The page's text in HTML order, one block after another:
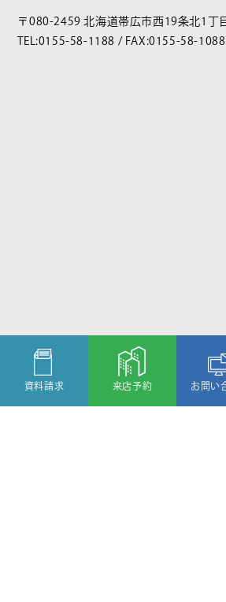
資料請求 来店予約 お問い
〒080-2459 北海道帯広市西19条北1丁
TEL:0155-58-1188 / FAX:0155-58-1088